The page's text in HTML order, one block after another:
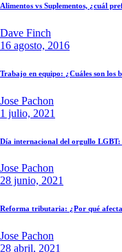
Alimentos vs Suplementos, ¿cuál
Dave Finch
16 agosto, 2016
Trabajo en equipo: ¿Cuáles son los
Jose Pachon
1 julio, 2021
Día internacional del orgullo LGBT:
Jose Pachon
28 junio, 2021
Reforma tributaria: ¿Por qué
Jose Pachon
28 abril, 2021